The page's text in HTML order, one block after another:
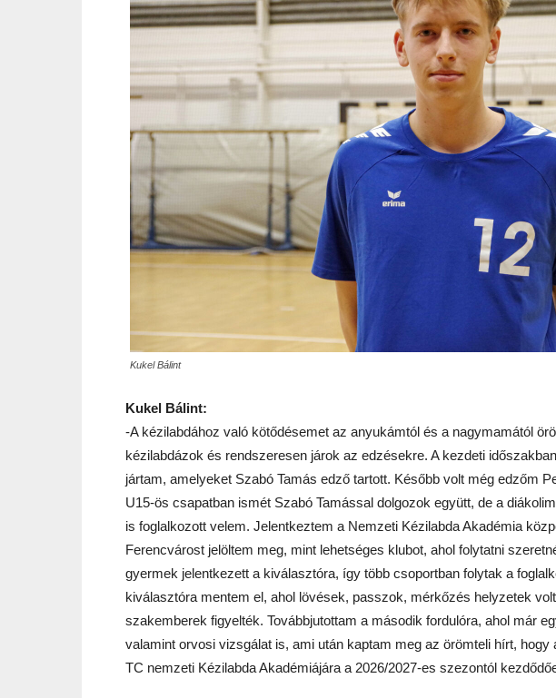
Kukel Bálint
Kukel Bálint:
-A kézilabdához való kötődésemet az anyukámtól és a nagymamától
kézilabdázok és rendszeresen járok az edzésekre. A kezdeti
jártam, amelyeket Szabó Tamás edző tartott. Később volt még edzőm
U15-ös csapatban ismét Szabó Tamással dolgozok együtt, de a
is foglalkozott velem. Jelentkeztem a Nemzeti Kézilabda Akadémia
Ferencvárost jelöltem meg, mint lehetséges klubot, ahol folytatni
gyermek jelentkezett a kiválasztóra, így több csoportban folytak a
kiválasztóra mentem el, ahol lövések, passzok, mérkőzés helyzetek
szakemberek figyelték. Továbbjutottam a második fordulóra, ahol már
valamint orvosi vizsgálat is, ami után kaptam meg az örömteli hírt,
TC nemzeti Kézilabda Akadémiájára a 2026/2027-es szezontól